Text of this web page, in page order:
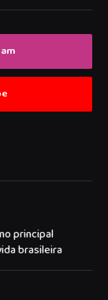
principal
brasileira